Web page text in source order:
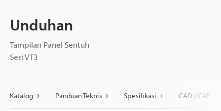
Unduhan
Tampilan Panel Sentuh
Seri VT3
Katalog Panduan Teknis Spesifikasi CAD / CAE